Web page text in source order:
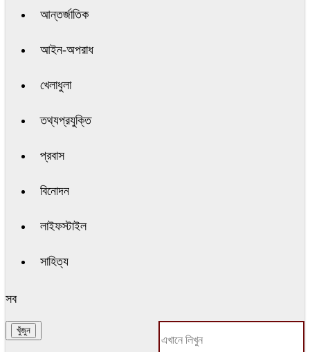
আন্তর্জাতিক
আইন-অপরাধ
খেলাধুলা
তথ্যপ্রযুক্তি
প্রবাস
বিনোদন
লাইফস্টাইল
সাহিত্য
সব